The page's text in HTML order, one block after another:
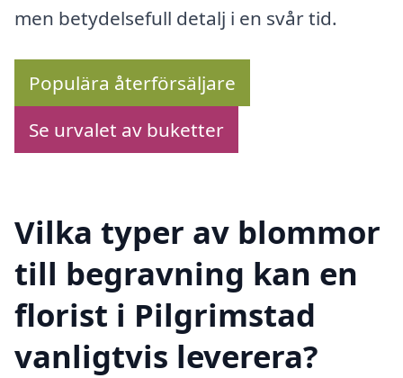
men betydelsefull detalj i en svår tid.
Populära återförsäljare
Se urvalet av buketter
Vilka typer av blommor
till begravning kan en
florist i Pilgrimstad
vanligtvis leverera?